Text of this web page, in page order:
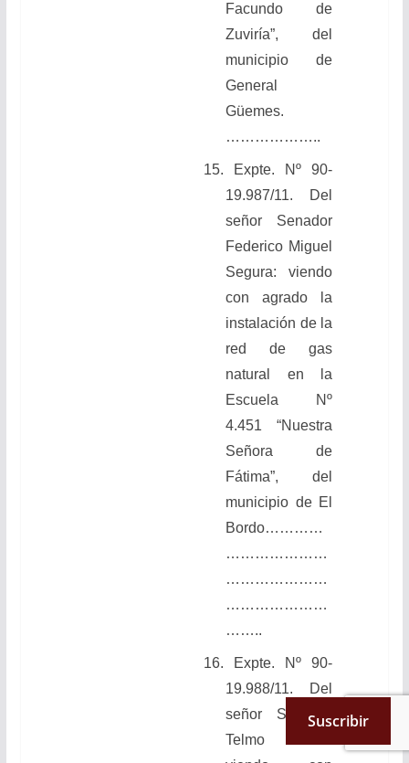
Facundo de
Zuviría”, del
municipio de
General
Güemes.
………………..
15.
Expte. Nº 90-
19.987/11. Del
señor Senador
Federico Miguel
Segura: viendo
con agrado la
instalación de la
red de gas
natural en la
Escuela Nº
4.451 “Nuestra
Señora de
Fátima”, del
municipio de El
Bordo…………
…………………
…………………
…………………
……..
16.
Expte. Nº 90-
19.988/11. Del
señor Senador
Telmo Salva:
Suscribir